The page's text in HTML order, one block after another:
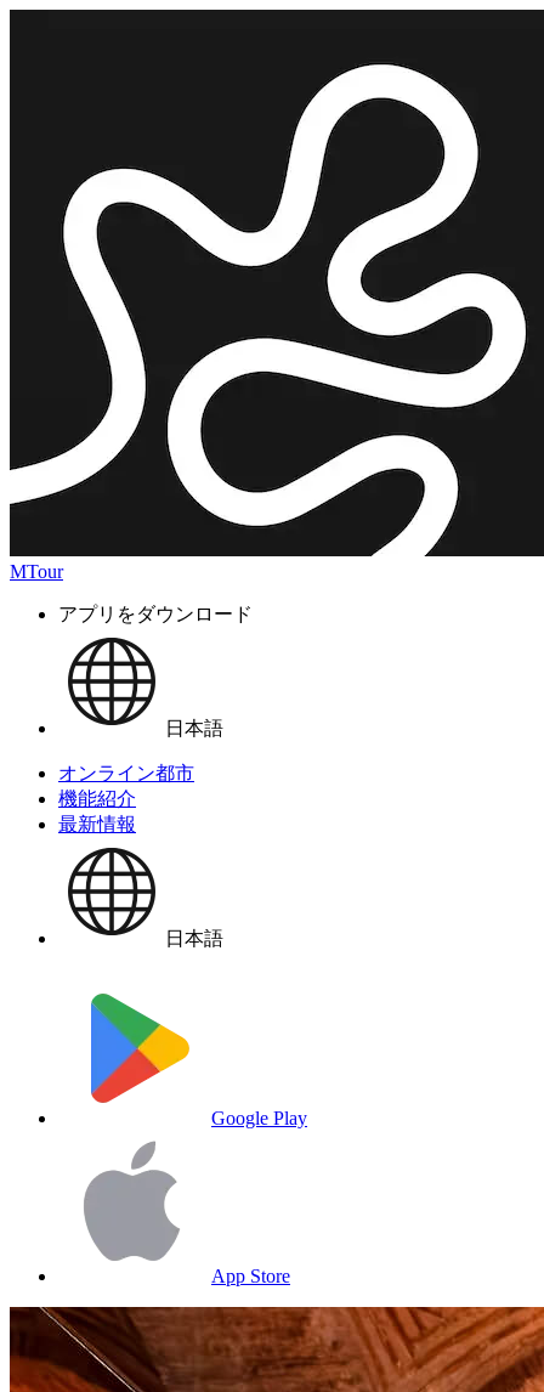
MTour
アプリをダウンロード
日本語
オンライン都市
機能紹介
最新情報
日本語
Google Play
App Store